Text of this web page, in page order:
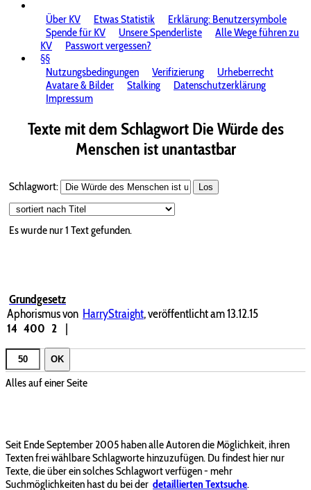
Über KV
Etwas Statistik
Erklärung: Benutzersymbole
Spende für KV
Unsere Spenderliste
Alle Wege führen zu
KV
Passwort vergessen?
§§
Nutzungsbedingungen
Verifizierung
Urheberrecht
Avatare & Bilder
Stalking
Datenschutzerklärung
Impressum
Texte mit dem Schlagwort Die Würde des
Menschen ist unantastbar
Schlagwort: Los
Es wurde nur 1 Text gefunden.
Grundgesetz
Aphorismus von HarryStraight, veröffentlicht am 13.12.15
14 400 2 |
OK
Alles auf einer Seite
Seit Ende September 2005 haben alle Autoren die Möglichkeit, ihren
Texten frei wählbare Schlagworte hinzuzufügen. Du findest hier nur
Texte, die über ein solches Schlagwort verfügen - mehr
Suchmöglichkeiten hast du bei der detaillierten Textsuche.